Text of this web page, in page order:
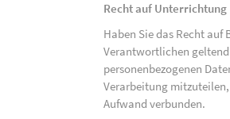
Recht auf Unterrichtung
Haben Sie das Recht
Verantwortlichen
personenbezogenen
Verarbeitung
Aufwand verbunden.